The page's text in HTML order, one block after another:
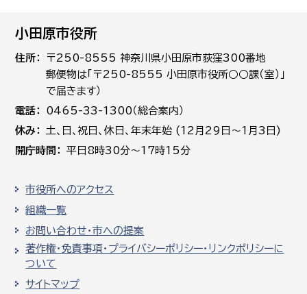
小田原市役所
住所
〒250-8555 神奈川県小田原市荻窪300番地
郵便物は「〒250-8555 小田原市役所○○課（室）」
で届きます）
電話
0465-33-1300（総合案内）
休み
土､日､祝日、休日、年末年始 (12月29日～1月3日)
開庁時間
平日8時30分～17時15分
市役所へのアクセス
組織一覧
お問い合わせ・市への提案
著作権・免責事項・プライバシーポリシー・リンクポリシーに
ついて
サイトマップ